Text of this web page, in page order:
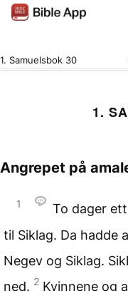
1. Samuelsbok 30
1.
Angrepet på
1
To dager
til Siklag. Da hadde
Negev og Siklag.
ned. 2 Kvinnene og